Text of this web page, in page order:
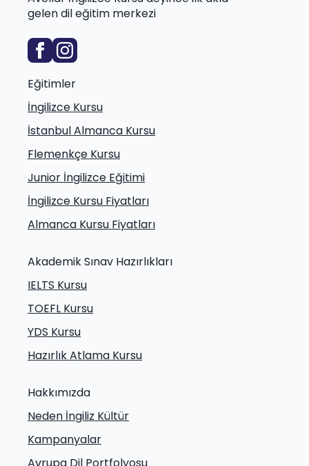
gelen dil eğitim merkezi
Eğitimler
İngilizce Kursu
İstanbul Almanca Kursu
Flemenkçe Kursu
Junior İngilizce Eğitimi
İngilizce Kursu Fiyatları
Almanca Kursu Fiyatları
Akademik Sınav Hazırlıkları
IELTS Kursu
TOEFL Kursu
YDS Kursu
Hazırlık Atlama Kursu
Hakkımızda
Neden İngiliz Kültür
Kampanyalar